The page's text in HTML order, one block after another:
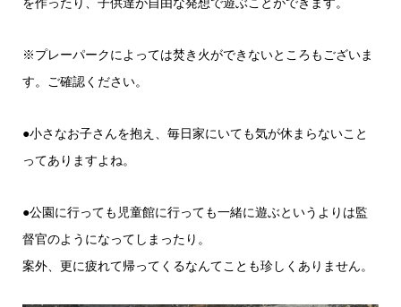
※プレーパークによっては焚き火ができないところもございま
す。ご確認ください。
●小さなお子さんを抱え、毎日家にいても気が休まらないこと
ってありますよね。
●公園に行っても児童館に行っても一緒に遊ぶというよりは監
督官のようになってしまったり。
案外、更に疲れて帰ってくるなんてことも珍しくありません。